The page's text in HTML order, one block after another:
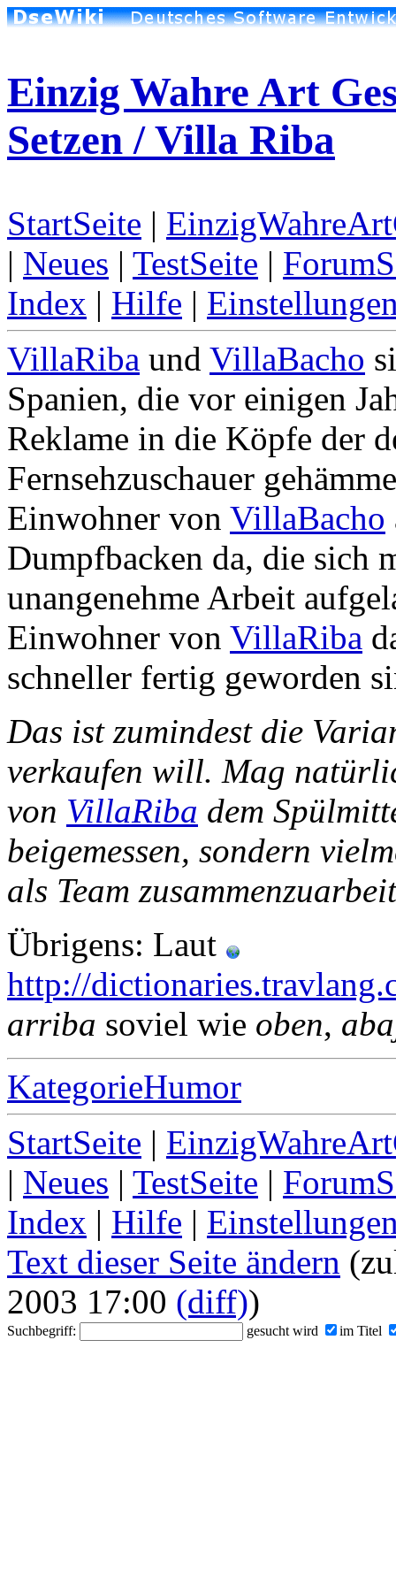
Einzig Wahre Art
Setzen / Villa Riba
StartSeite |
| Neues | TestSeite |
Index | Hilfe |
VillaRiba und VillaBacho
Spanien, die vor einigen
Reklame in die Köpfe der
Fernsehzuschauer
Einwohner von VillaBacho
Dumpfbacken da, die sich
unangenehme Arbeit
Einwohner von VillaRiba
schneller fertig geworden
Das ist zumindest die
verkaufen will. Mag
von VillaRiba dem
beigemessen, sondern
als Team
Übrigens: Laut
http://
arriba soviel wie oben,
KategorieHumor
StartSeite |
| Neues | TestSeite |
Index | Hilfe |
Text dieser Seite ändern
2003 17:00 (diff))
Suchbegriff: gesucht wird im Titel